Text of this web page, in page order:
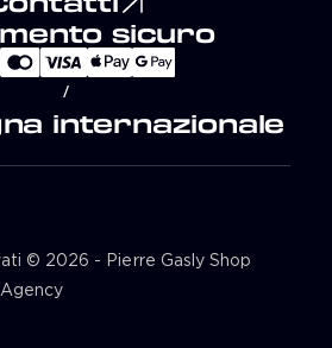
sicuro
/
internazionale
© 2026 - Pierre Gasly Shop